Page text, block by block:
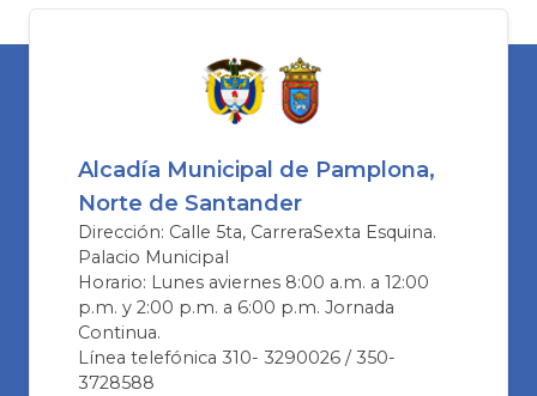
Alcadía Municipal de Pamplona,
Norte de Santander
Dirección: Calle 5ta, CarreraSexta Esquina.
Palacio Municipal
Horario: Lunes aviernes 8:00 a.m. a 12:00
p.m. y 2:00 p.m. a 6:00 p.m. Jornada
Continua.
Línea telefónica 310- 3290026 / 350-
3728588